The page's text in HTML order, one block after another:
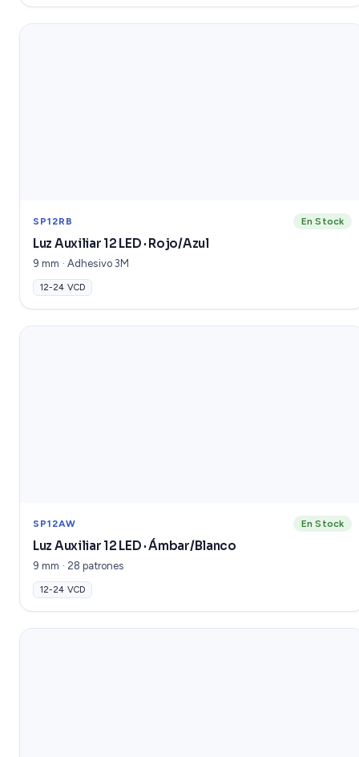
SP12RB En Stock
Luz Auxiliar 12 LED · Rojo/Azul
9 mm · Adhesivo 3M
12-24 VCD
SP12AW En Stock
Luz Auxiliar 12 LED · Ámbar/Blanco
9 mm · 28 patrones
12-24 VCD